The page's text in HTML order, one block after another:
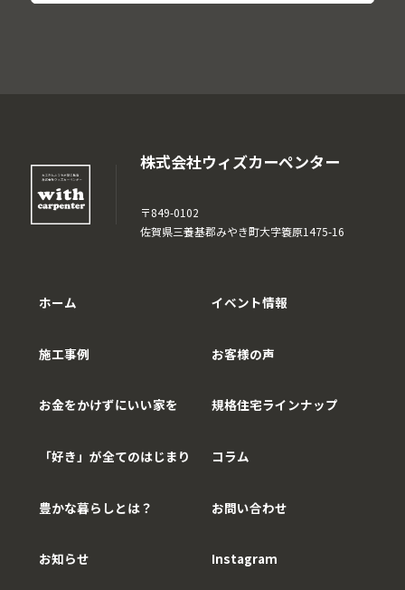
株式会社ウィズカーペンター
〒849-0102
佐賀県三養基郡みやき町大字簑原1475-16
ホーム
施工事例
お金をかけずにいい家を
「好き」が全てのはじまり
豊かな暮らしとは？
お知らせ
イベント情報
お客様の声
規格住宅ラインナップ
コラム
お問い合わせ
Instagram